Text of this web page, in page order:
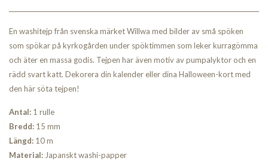
En washitejp från svenska märket Willwa med bilder av små spöken
som spökar på kyrkogården under spöktimmen som leker kurragömma
och äter en massa godis. Tejpen har även motiv av pumpalyktor och en
rädd svart katt. Dekorera din kalender eller dina Halloween-kort med
den här söta tejpen!
Antal: 1 rulle
Bredd: 15 mm
Längd: 10 m
Material: Japanskt washi-papper